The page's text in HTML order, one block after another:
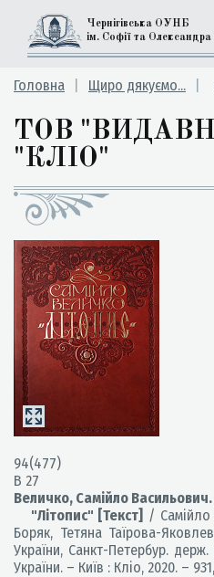
Чернігівська ОУНБ
ім. Софії та Олександра
Головна Щиро дякуємо...
ТОВ
"КЛІО"
94(477)
В 27
Величко, Самійло Васильович.
"Літопис" [Текст] / Самійло
Боряк, Тетяна Таїрова-
України, Санкт-Петербур.
України. – Київ : Кліо, 2020. –